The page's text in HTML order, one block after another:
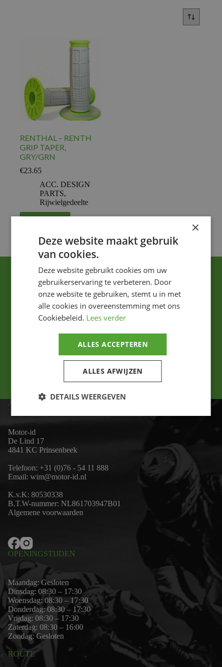
RENTHAL – RENTH
GRIP TAPER,
GRY/GRN
€23.65
ACC. DESIGN
PARTS,
Rijwielgedeelte
ADRES
Motor-id
De Lind 17
4841 KC Prinsenbeek
Telefoon: +31 (0)76 - 54 11 888
Email: wim@motor-id.nl
K.v.K: 80530338
B.T.W-nummer: NL861703947B01
Algemene voorwaarden
OPENINGSTIJDEN
Maandag: Gesloten
Dinsdag: 08:30 – 17:30
Woensdag: 08:30 – 17:30
Donderdag: 08:30 – 17:30
Vrijdag: 08:30 – 17:30
Zaterdag: 08:30 – 16:00
Zondag: Gesloten
ROUTE
×
Deze website maakt gebruik
van cookies.
Deze website gebruikt cookies om uw
gebruikerservaring te verbeteren. Door
onze website te gebruiken, stemt u in met
alle cookies in overeenstemming met ons
Cookiebeleid. Lees verder
ALLES ACCEPTEREN
ALLES AFWIJZEN
DETAILS WEERGEVEN